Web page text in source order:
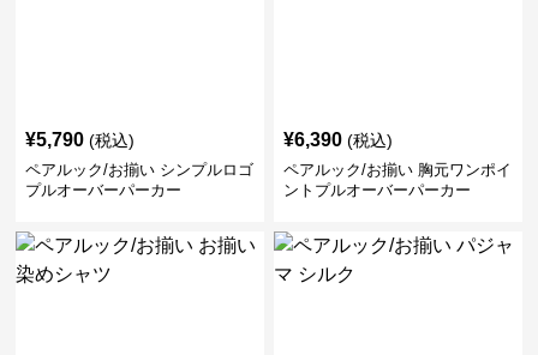
¥5,790 (税込)
ペアルック/お揃い シンプルロゴ
プルオーバーパーカー
¥6,390 (税込)
ペアルック/お揃い 胸元ワンポイ
ントプルオーバーパーカー